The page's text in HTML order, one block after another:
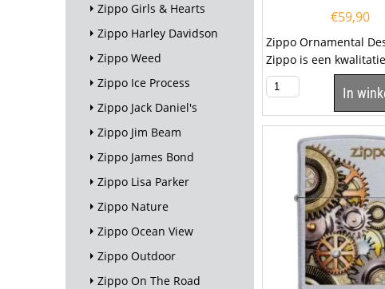
Zippo Girls & Hearts
Zippo Harley Davidson
Zippo Weed
Zippo Ice Process
Zippo Jack Daniel's
Zippo Jim Beam
Zippo James Bond
Zippo Lisa Parker
Zippo Nature
Zippo Ocean View
Zippo Outdoor
Zippo On The Road
€59,90
Zippo Ornamental
Zippo is een
aansteker met de
welbekende...
In